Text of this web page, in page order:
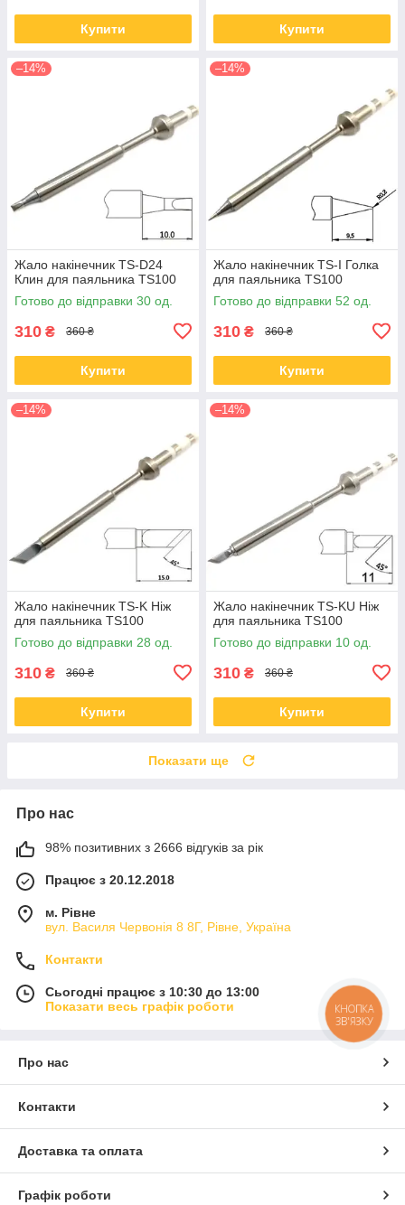
Купити Купити
–14%
Жало накінечник TS-D24
Клин для паяльника TS100
Готово до відправки 30 од.
310 ₴ 360 ₴
Купити
–14%
Жало накінечник TS-I Голка
для паяльника TS100
Готово до відправки 52 од.
310 ₴ 360 ₴
Купити
–14%
Жало накінечник TS-K Ніж
для паяльника TS100
Готово до відправки 28 од.
310 ₴ 360 ₴
Купити
–14%
Жало накінечник TS-KU Ніж
для паяльника TS100
Готово до відправки 10 од.
310 ₴ 360 ₴
Купити
Показати ще
Про нас
98% позитивних з 2666 відгуків за рік
Працює з 20.12.2018
м. Рівне
вул. Василя Червонія 8 8Г, Рівне, Україна
Контакти
Сьогодні працює з 10:30 до 13:00
Показати весь графік роботи
Про нас
Контакти
Доставка та оплата
Графік роботи
КНОПКА
ЗВ'ЯЗКУ